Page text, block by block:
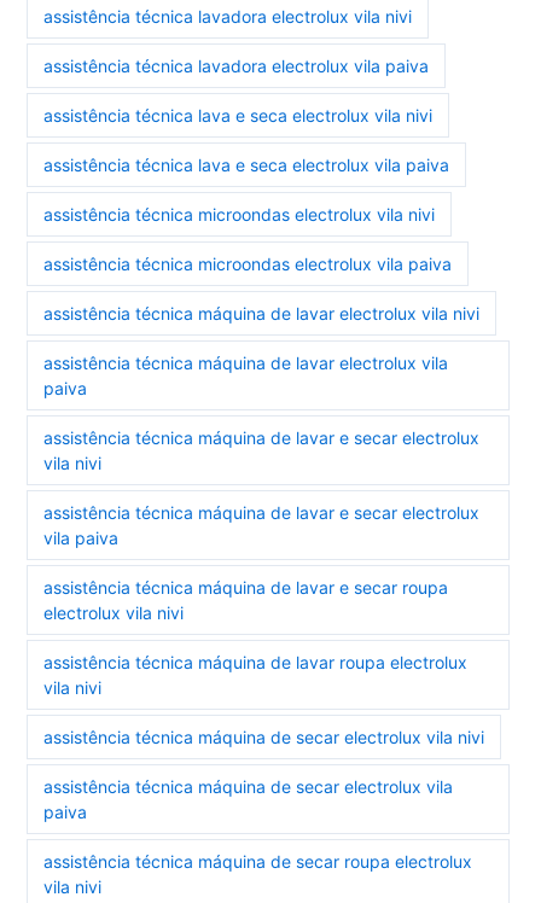
assistência técnica lavadora electrolux vila nivi
assistência técnica lavadora electrolux vila paiva
assistência técnica lava e seca electrolux vila nivi
assistência técnica lava e seca electrolux vila paiva
assistência técnica microondas electrolux vila nivi
assistência técnica microondas electrolux vila paiva
assistência técnica máquina de lavar electrolux vila nivi
assistência técnica máquina de lavar electrolux vila
paiva
assistência técnica máquina de lavar e secar electrolux
vila nivi
assistência técnica máquina de lavar e secar electrolux
vila paiva
assistência técnica máquina de lavar e secar roupa
electrolux vila nivi
assistência técnica máquina de lavar roupa electrolux
vila nivi
assistência técnica máquina de secar electrolux vila nivi
assistência técnica máquina de secar electrolux vila
paiva
assistência técnica máquina de secar roupa electrolux
vila nivi